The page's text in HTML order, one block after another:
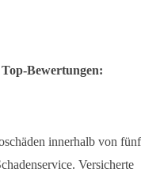
Bewertungen:
innerhalb von fünf
Versicherte